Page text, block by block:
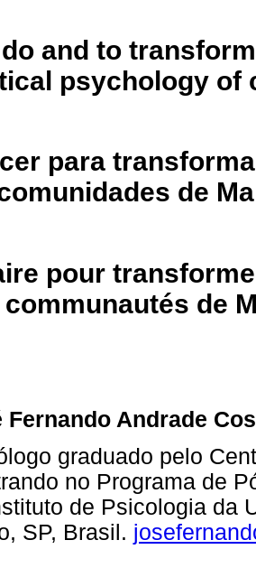
and to
psychology of
para
de
pour
communautés de
Fernando Andrade
graduado pelo
no Programa de
de Psicologia da
SP, Brasil.